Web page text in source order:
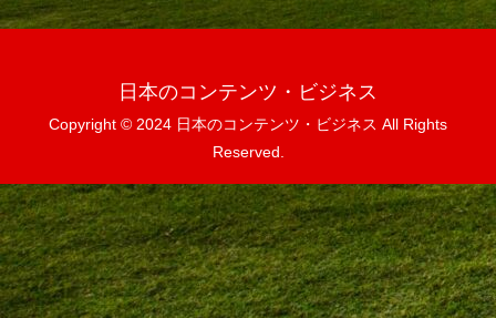
日本のコンテンツ・ビジネス
Copyright © 2024 日本のコンテンツ・ビジネス All Rights
Reserved.